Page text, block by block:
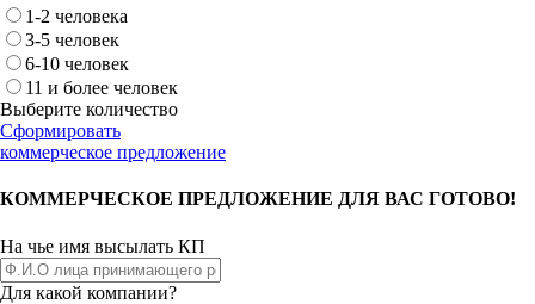
1-2 человека
3-5 человек
6-10 человек
11 и более человек
Выберите количество
Сформировать
коммерческое предложение
КОММЕРЧЕСКОЕ ПРЕДЛОЖЕНИЕ ДЛЯ ВАС ГОТОВО!
На чье имя высылать КП
Для какой компании?